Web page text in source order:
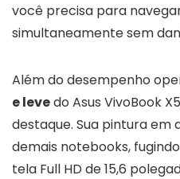
você precisa para
simultaneamente sem
Além do desempenho
e levedo Asus VivoBook
destaque. Sua pintura em
demais notebooks,
tela Full HD de 15,6